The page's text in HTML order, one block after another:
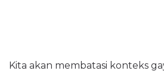
Kita akan membatasi konteks